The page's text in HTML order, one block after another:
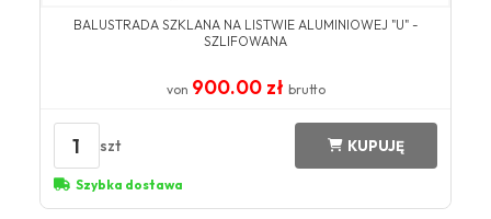
BALUSTRADA SZKLANA NA LISTWIE ALUMINIOWEJ "U" -
SZLIFOWANA
von 900.00 zł brutto
1 szt KUPUJĘ
Szybka dostawa